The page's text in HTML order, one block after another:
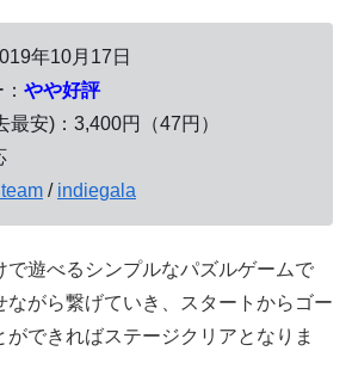
年10月17日
やや好評
最安)：3,400円（47円）
/ indiegala
で遊べるシンプルなパズルゲームで
ながら繋げていき、スタートからゴー
ができればステージクリアとなりま